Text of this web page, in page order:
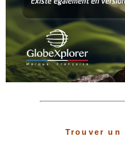
Trouver un